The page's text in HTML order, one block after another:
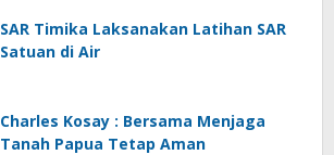
SAR Timika Laksanakan Latihan SAR
Satuan di Air
Charles Kosay : Bersama Menjaga
Tanah Papua Tetap Aman